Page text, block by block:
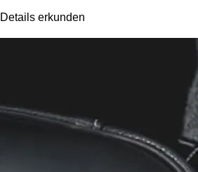
Details erkunden